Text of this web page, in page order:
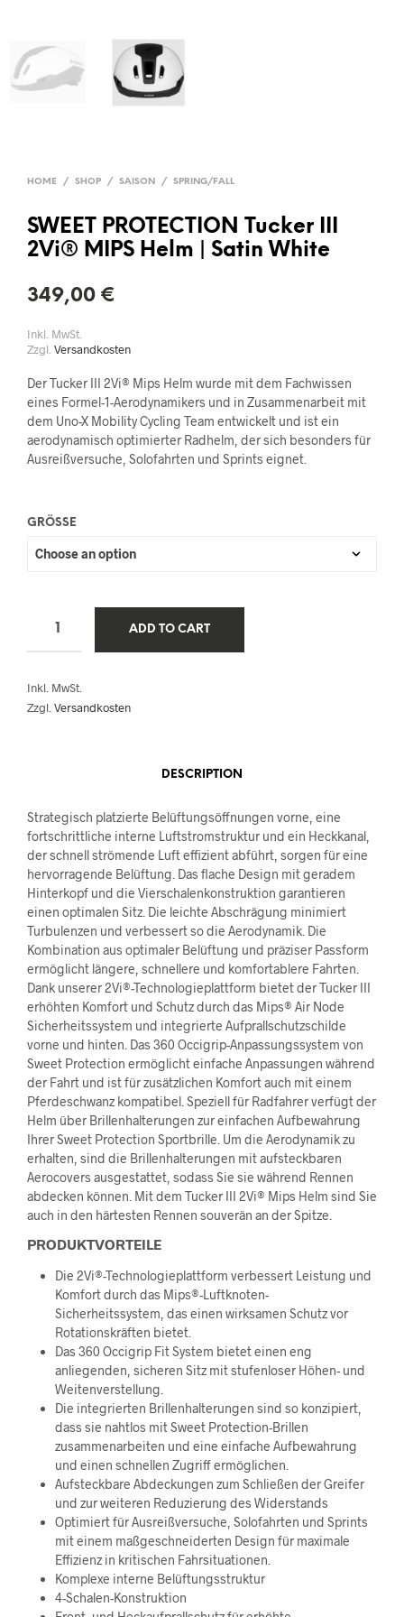
HOME / SHOP / SAISON / SPRING/FALL
SWEET PROTECTION Tucker III
2Vi® MIPS Helm | Satin White
349,00 €
Inkl. MwSt.
Zzgl. Versandkosten
Der Tucker III 2Vi® Mips Helm wurde mit dem Fachwissen
eines Formel-1-Aerodynamikers und in Zusammenarbeit mit
dem Uno-X Mobility Cycling Team entwickelt und ist ein
aerodynamisch optimierter Radhelm, der sich besonders für
Ausreißversuche, Solofahrten und Sprints eignet.
GRÖSSE
ADD TO CART
Inkl. MwSt.
Zzgl. Versandkosten
DESCRIPTION
Strategisch platzierte Belüftungsöffnungen vorne, eine
fortschrittliche interne Luftstromstruktur und ein Heckkanal,
der schnell strömende Luft effizient abführt, sorgen für eine
hervorragende Belüftung. Das flache Design mit geradem
Hinterkopf und die Vierschalenkonstruktion garantieren
einen optimalen Sitz. Die leichte Abschrägung minimiert
Turbulenzen und verbessert so die Aerodynamik. Die
Kombination aus optimaler Belüftung und präziser Passform
ermöglicht längere, schnellere und komfortablere Fahrten.
Dank unserer 2Vi®-Technologieplattform bietet der Tucker III
erhöhten Komfort und Schutz durch das Mips® Air Node
Sicherheitssystem und integrierte Aufprallschutzschilde
vorne und hinten. Das 360 Occigrip-Anpassungssystem von
Sweet Protection ermöglicht einfache Anpassungen während
der Fahrt und ist für zusätzlichen Komfort auch mit einem
Pferdeschwanz kompatibel. Speziell für Radfahrer verfügt der
Helm über Brillenhalterungen zur einfachen Aufbewahrung
Ihrer Sweet Protection Sportbrille. Um die Aerodynamik zu
erhalten, sind die Brillenhalterungen mit aufsteckbaren
Aerocovers ausgestattet, sodass Sie sie während Rennen
abdecken können. Mit dem Tucker III 2Vi® Mips Helm sind Sie
auch in den härtesten Rennen souverän an der Spitze.
PRODUKTVORTEILE
Die 2Vi®-Technologieplattform verbessert Leistung und
Komfort durch das Mips®-Luftknoten-
Sicherheitssystem, das einen wirksamen Schutz vor
Rotationskräften bietet.
Das 360 Occigrip Fit System bietet einen eng
anliegenden, sicheren Sitz mit stufenloser Höhen- und
Weitenverstellung.
Die integrierten Brillenhalterungen sind so konzipiert,
dass sie nahtlos mit Sweet Protection-Brillen
zusammenarbeiten und eine einfache Aufbewahrung
und einen schnellen Zugriff ermöglichen.
Aufsteckbare Abdeckungen zum Schließen der Greifer
und zur weiteren Reduzierung des Widerstands
Optimiert für Ausreißversuche, Solofahrten und Sprints
mit einem maßgeschneiderten Design für maximale
Effizienz in kritischen Fahrsituationen.
Komplexe interne Belüftungsstruktur
4-Schalen-Konstruktion